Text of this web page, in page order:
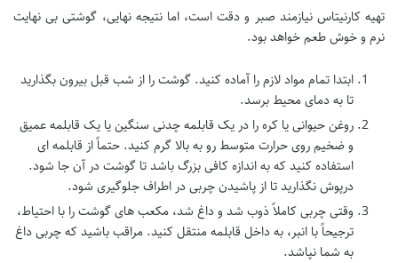
تهیه کارنیتاس نیازمند صبر و دقت است، اما نتیجه نهایی، گوشتی بی نهایت
نرم و خوش طعم خواهد بود.
ابتدا تمام مواد لازم را آماده کنید. گوشت را از شب قبل بیرون بگذارید
تا به دمای محیط برسد.
روغن حیوانی یا کره را در یک قابلمه چدنی سنگین یا یک قابلمه عمیق
و ضخیم روی حرارت متوسط رو به بالا گرم کنید. حتماً از قابلمه ای
استفاده کنید که به اندازه کافی بزرگ باشد تا گوشت در آن جا شود.
درپوش نگذارید تا از پاشیدن چربی در اطراف جلوگیری شود.
وقتی چربی کاملاً ذوب شد و داغ شد، مکعب های گوشت را با احتیاط،
ترجیحاً با انبر، به داخل قابلمه منتقل کنید. مراقب باشید که چربی داغ
به شما نپاشد.